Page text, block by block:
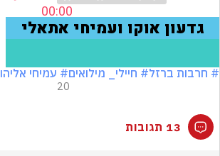
# חרבות ברזל# חיילי_ מילואים# עמיחי אליהו
20
13 תגובות